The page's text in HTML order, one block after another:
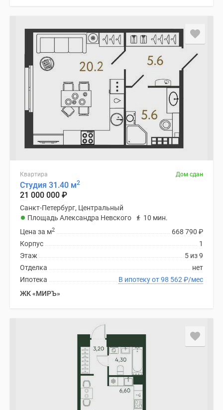
Новостройки
Петербурга
новостроек
Аналитика
новостроек
комнатные
Субсидированная
застройщиком
Мнение
эксперта
Студии
Ипотечный
Квартира Дом сдан
Студия 31.40 м2
21 000 000 ₽
Санкт-Петербург, Центральный
Площадь Александра Невского
10 мин.
668 790 ₽
Цена за м2
1
Корпус
5 из 9
Этаж
нет
Отделка
В ипотеку от 98 562 ₽/мес
Ипотека
ЖК «МИРЪ»